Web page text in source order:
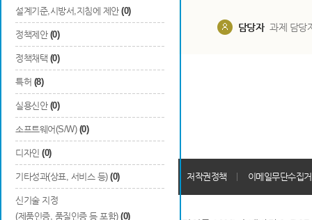
설계기준,시방서,지침에 제안 (0)
정책제안 (0)
정책채택 (0)
특허 (8)
실용신안 (0)
소프트웨어(S/W) (0)
디자인 (0)
기타성과(상표, 서비스 등) (0)
신기술 지정
(제품인증, 품질인증 등 포함) (0)
담당자 과제 담당
개인정보처리방침 회원가입약관 저작권정책 이메일무단수집